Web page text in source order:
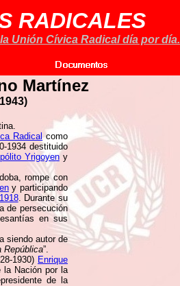
RADICALES
Unión Cívica Radical día por día.
Martínez
Radicalcomo
1934 destituido
Yrigoyeny
rompe con
y participando
. Durante su
de persecución
en sus
siendo autor de
República”.
1930) Enrique
la Nación por la
de la